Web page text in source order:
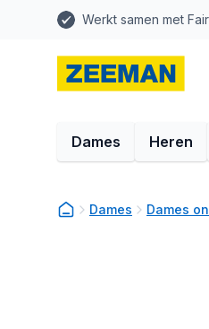
Werkt samen met
Dames Heren
Dames Dames